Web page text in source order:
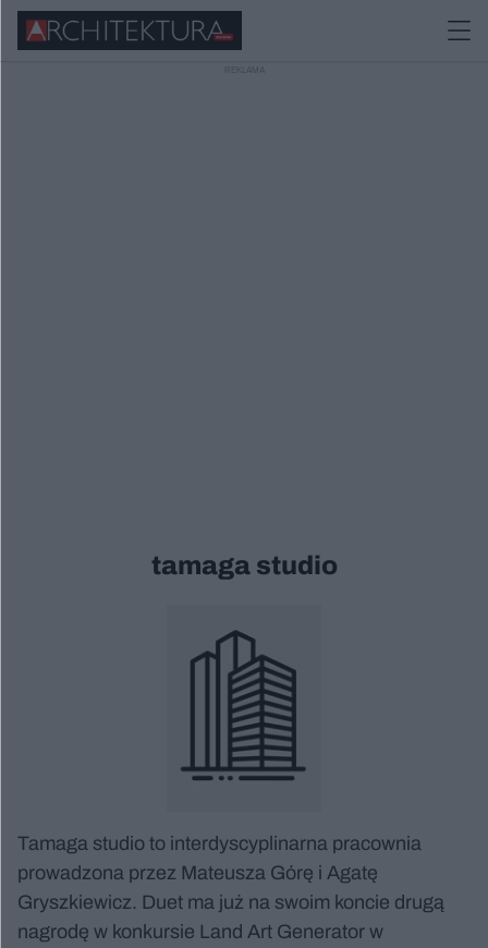
tamaga studio
Tamaga studio to interdyscyplinarna pracownia
prowadzona przez Mateusza Górę i Agatę
Gryszkiewicz. Duet ma już na swoim koncie drugą
nagrodę w konkursie Land Art Generator w